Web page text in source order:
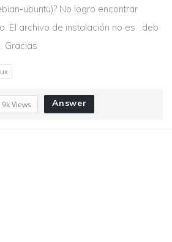
ubuntu)? No logro encontrar
El archivo de instalación no es .deb
Gracias
9kViews Answer